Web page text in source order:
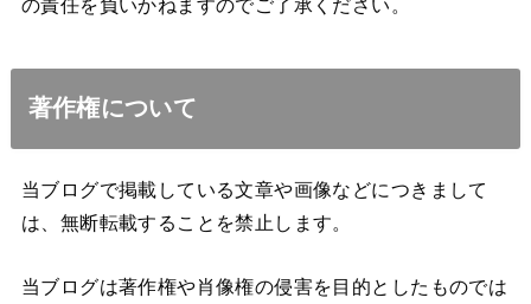
の責任を負いかねますのでご了承ください。
著作権について
当ブログで掲載している文章や画像などにつきまして
は、無断転載することを禁止します。
当ブログは著作権や肖像権の侵害を目的としたものでは